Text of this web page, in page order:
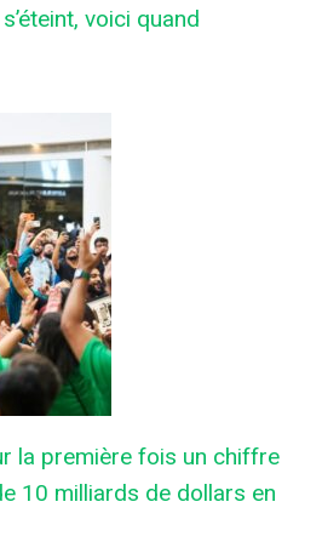
voici quand
la première fois un chiffre
10 milliards de dollars en